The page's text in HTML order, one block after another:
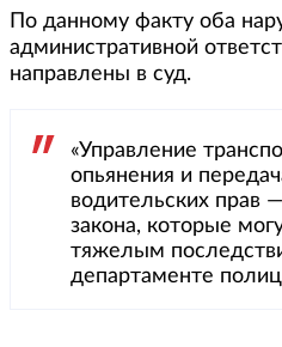
По данному факту оба
административной
направлены в суд.
«Управление
опьянения и
водительских прав
закона, которые
тяжелым
департаменте